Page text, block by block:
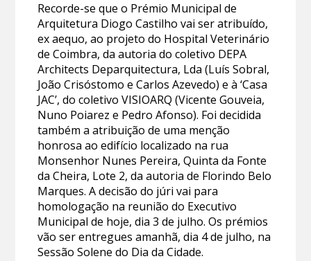
Recorde-se que o Prémio Municipal de
Arquitetura Diogo Castilho vai ser atribuído,
ex aequo, ao projeto do Hospital Veterinário
de Coimbra, da autoria do coletivo DEPA
Architects Deparquitectura, Lda (Luís Sobral,
João Crisóstomo e Carlos Azevedo) e à ‘Casa
JAC’, do coletivo VISIOARQ (Vicente Gouveia,
Nuno Poiarez e Pedro Afonso). Foi decidida
também a atribuição de uma menção
honrosa ao edifício localizado na rua
Monsenhor Nunes Pereira, Quinta da Fonte
da Cheira, Lote 2, da autoria de Florindo Belo
Marques. A decisão do júri vai para
homologação na reunião do Executivo
Municipal de hoje, dia 3 de julho. Os prémios
vão ser entregues amanhã, dia 4 de julho, na
Sessão Solene do Dia da Cidade.